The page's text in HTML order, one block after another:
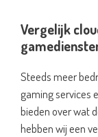
Vergelijk
Steeds meer
gaming services
bieden over wat
hebben wij een